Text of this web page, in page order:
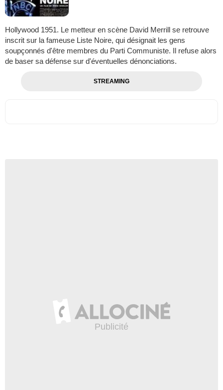
Hollywood 1951. Le metteur en scène David Merrill se retrouve
inscrit sur la fameuse Liste Noire, qui désignait les gens
soupçonnés d'être membres du Parti Communiste. Il refuse alors
de baser sa défense sur d'éventuelles dénonciations.
STREAMING